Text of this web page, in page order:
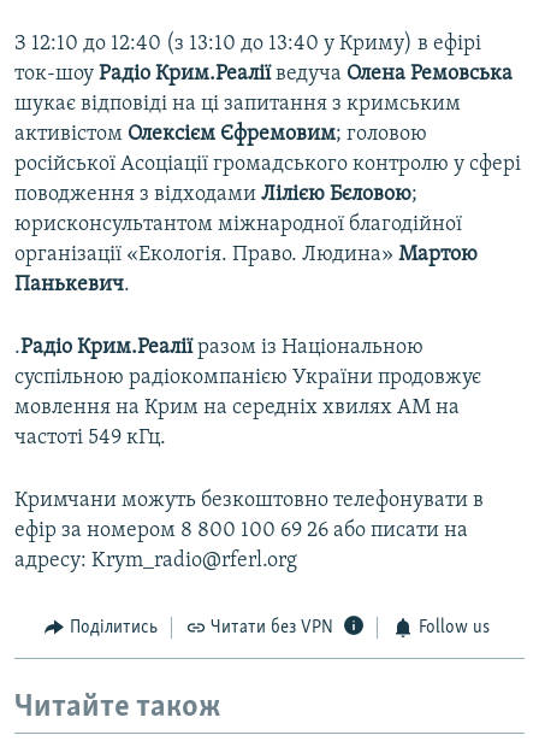
​З 12:10 до 12:40 (з 13:10 до 13:40 у Криму) в ефірі
ток-шоу Радіо Крим.Реаліїведуча Олена Ремовська
шукає відповіді на ці запитання з кримським
активістом Олексієм Єфремовим; головою
російської Асоціації громадського контролю у сфері
поводження з відходами Лілією Бєловою;
юрисконсультантом міжнародної благодійної
організації «Екологія. Право. Людина» Мартою
Панькевич.
.​Радіо Крим.Реаліїразом із Національною
суспільною радіокомпанією України продовжує
мовлення на Крим на середніх хвилях АМ на
частоті 549 кГц.
Кримчани можуть безкоштовно телефонувати в
ефір за номером 8 800 100 69 26 або писати на
адресу: Krym_radio@rferl.org
Поділитись Читати без VPN Follow us
Читайте також